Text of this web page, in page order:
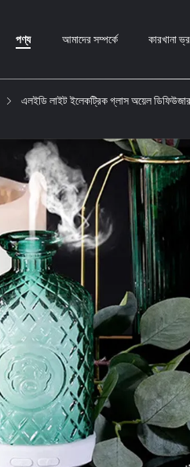
পণ্য আমাদের সম্পর্কে কারখানা
এলইডি লাইট ইলেকট্রিক গ্লাস অয়েল